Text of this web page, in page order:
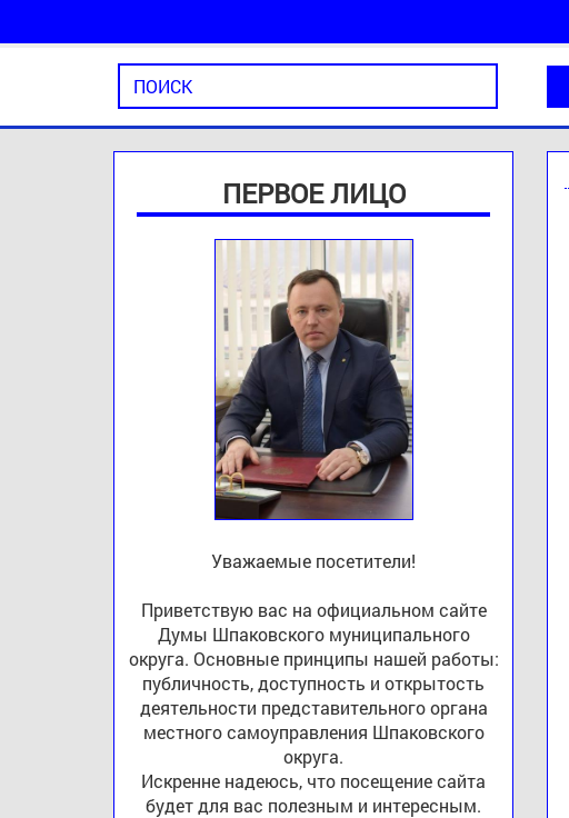
ПЕРВОЕ ЛИЦО
Уважаемые посетители!
Приветствую вас на официальном сайте
Думы Шпаковского муниципального
округа. Основные принципы нашей работы:
публичность, доступность и открытость
деятельности представительного органа
местного самоуправления Шпаковского
округа.
Искренне надеюсь, что посещение сайта
будет для вас полезным и интересным.